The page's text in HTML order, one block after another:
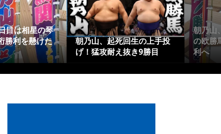
目は相星の琴
勝利を懸けた
朝乃山、起死回生の上手投
げ！猛攻耐え抜き9勝目
朝乃山
の欧勝
利へ